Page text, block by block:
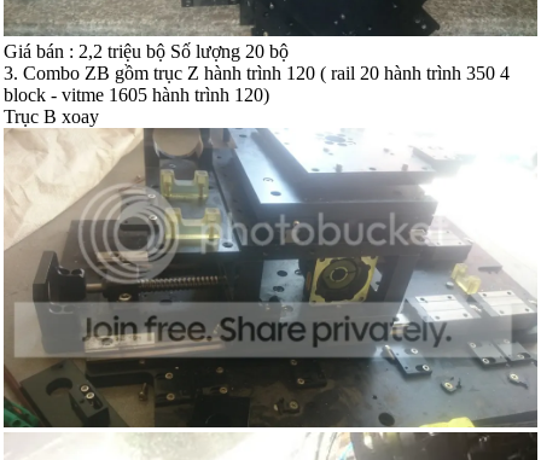
Giá bán : 2,2 triệu bộ Số lượng 20 bộ
3. Combo ZB gồm trục Z hành trình 120 ( rail 20 hành trình 350 4
block - vitme 1605 hành trình 120)
Trục B xoay